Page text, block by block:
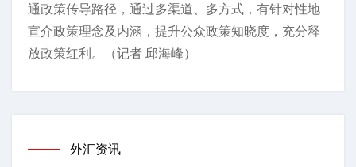
通政策传导路径，通过多渠道、多方式，有针对性地
宣介政策理念及内涵，提升公众政策知晓度，充分释
放政策红利。（记者 邱海峰）
外汇资讯